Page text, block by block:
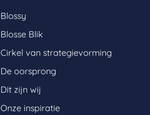
Blossy
Blosse Blik
Cirkel van strategievorming
De oorsprong
Dit zijn wij
Onze inspiratie